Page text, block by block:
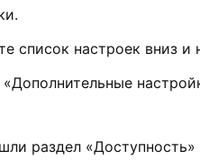
список настроек вниз
«Дополнительные
раздел